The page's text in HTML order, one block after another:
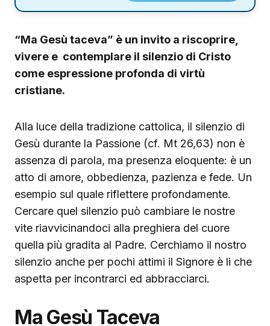
“Ma Gesù taceva” è un invito a riscoprire,
vivere e contemplare il silenzio di Cristo
come espressione profonda di virtù
cristiane.
Alla luce della tradizione cattolica, il silenzio di
Gesù durante la Passione (cf. Mt 26,63) non è
assenza di parola, ma presenza eloquente: è un
atto di amore, obbedienza, pazienza e fede. Un
esempio sul quale riflettere profondamente.
Cercare quel silenzio può cambiare le nostre
vite riavvicinandoci alla preghiera del cuore
quella più gradita al Padre. Cerchiamo il nostro
silenzio anche per pochi attimi il Signore è li che
aspetta per incontrarci ed abbracciarci.
Ma Gesù Taceva